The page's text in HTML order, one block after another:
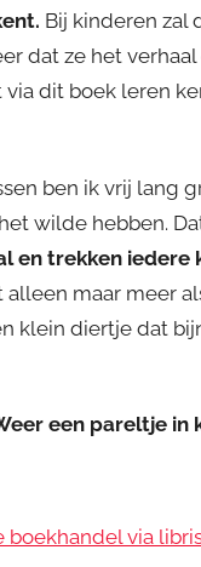
Bij kinderen zal
dat ze het
dit boek leren
ben ik vrij lang
wilde hebben.
en trekken iedere
maar meer
klein diertje dat
een pareltje in
boekhandel via